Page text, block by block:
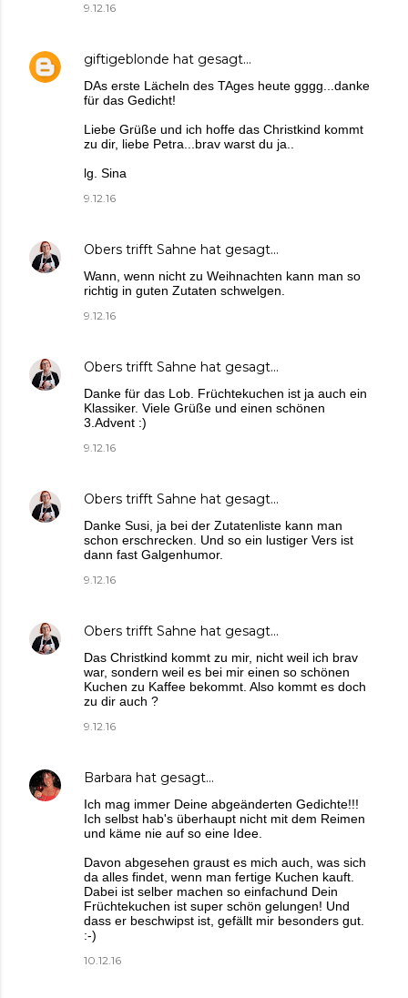
9.12.16
giftigeblonde hat gesagt…
DAs erste Lächeln des TAges heute gggg...danke
für das Gedicht!
Liebe Grüße und ich hoffe das Christkind kommt
zu dir, liebe Petra...brav warst du ja..
lg. Sina
9.12.16
Obers trifft Sahne hat gesagt…
Wann, wenn nicht zu Weihnachten kann man so
richtig in guten Zutaten schwelgen.
9.12.16
Obers trifft Sahne hat gesagt…
Danke für das Lob. Früchtekuchen ist ja auch ein
Klassiker. Viele Grüße und einen schönen
3.Advent :)
9.12.16
Obers trifft Sahne hat gesagt…
Danke Susi, ja bei der Zutatenliste kann man
schon erschrecken. Und so ein lustiger Vers ist
dann fast Galgenhumor.
9.12.16
Obers trifft Sahne hat gesagt…
Das Christkind kommt zu mir, nicht weil ich brav
war, sondern weil es bei mir einen so schönen
Kuchen zu Kaffee bekommt. Also kommt es doch
zu dir auch ?
9.12.16
Barbara hat gesagt…
Ich mag immer Deine abgeänderten Gedichte!!!
Ich selbst hab's überhaupt nicht mit dem Reimen
und käme nie auf so eine Idee.
Davon abgesehen graust es mich auch, was sich
da alles findet, wenn man fertige Kuchen kauft.
Dabei ist selber machen so einfachund Dein
Früchtekuchen ist super schön gelungen! Und
dass er beschwipst ist, gefällt mir besonders gut.
:-)
10.12.16